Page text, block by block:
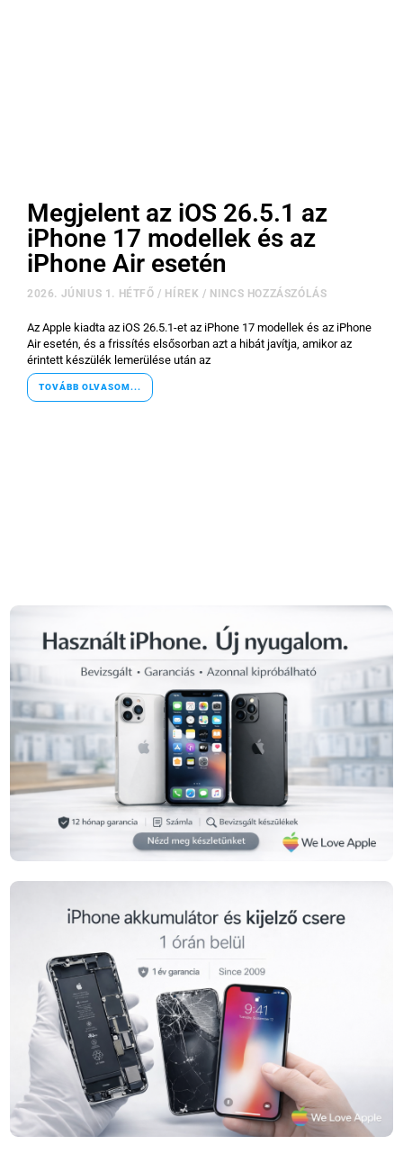
Megjelent az iOS 26.5.1 az
iPhone 17 modellek és az
iPhone Air esetén
2026. JÚNIUS 1. HÉTFŐ / HÍREK / NINCS HOZZÁSZÓLÁS
Az Apple kiadta az iOS 26.5.1-et az iPhone 17 modellek és az iPhone
Air esetén, és a frissítés elsősorban azt a hibát javítja, amikor az
érintett készülék lemerülése után az
TOVÁBB OLVASOM...